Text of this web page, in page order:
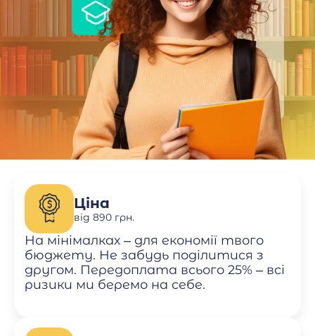
Ціна
від 890 грн.
На мінімалках – для економії твого
бюджету. Не забудь поділитися з
другом. Передоплата всього 25% – всі
ризики ми беремо на себе.